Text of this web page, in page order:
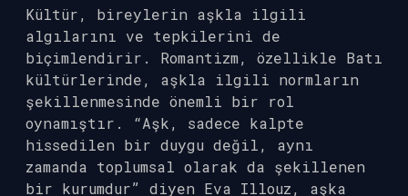
Kültür, bireylerin aşkla ilgili
algılarını ve tepkilerini de
biçimlendirir. Romantizm, özellikle Batı
kültürlerinde, aşkla ilgili normların
şekillenmesinde önemli bir rol
oynamıştır. “Aşk, sadece kalpte
hissedilen bir duygu değil, aynı
zamanda toplumsal olarak da şekillenen
bir kurumdur” diyen Eva Illouz, aşka